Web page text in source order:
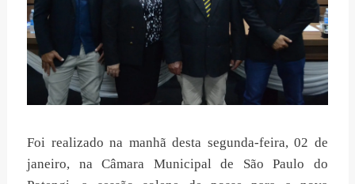
Foi realizado na manhã desta segunda-feira, 02 de
janeiro, na Câmara Municipal de São Paulo do